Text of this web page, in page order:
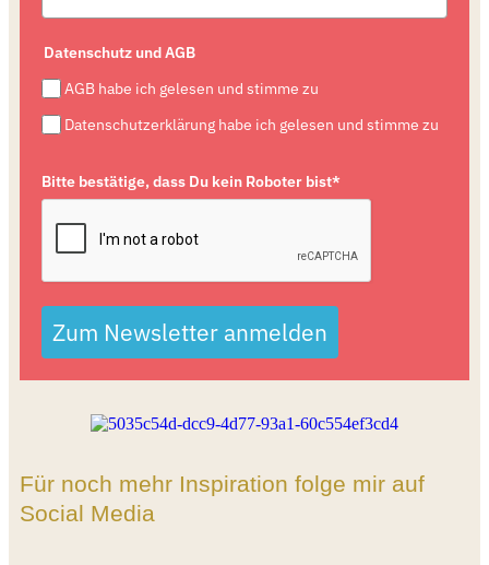
Datenschutz und AGB
AGB habe ich gelesen und stimme zu
Datenschutzerklärung habe ich gelesen und stimme zu
Bitte bestätige, dass Du kein Roboter bist*
Zum Newsletter anmelden
Für noch mehr Inspiration folge mir auf
Social Media